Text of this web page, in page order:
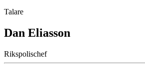
Talare
Dan Eliasson
Rikspolischef